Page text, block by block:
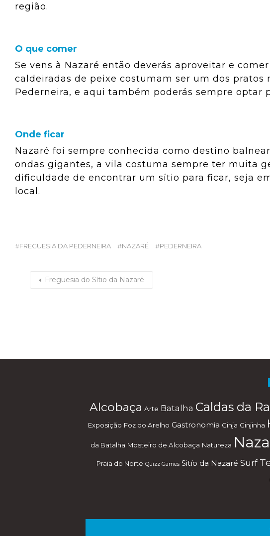
região.
O que comer
Se vens à Nazaré então deverás aproveitar e
caldeiradas de peixe costumam ser um dos pratos
Pederneira, e aqui também poderás sempre optar
Onde ficar
Nazaré foi sempre conhecida como destino
ondas gigantes, a vila costuma sempre ter muita
dificuldade de encontrar um sítio para ficar, seja
local.
FREGUESIA DA PEDERNEIRA NAZARÉ PEDERNEIRA
Freguesia do Sítio da Nazaré
Alcobaça Arte Batalha Caldas da
Exposição Foz do Arelho Gastronomia Ginja Ginjinha
da Batalha Mosteiro de Alcobaça Natureza
Praia do Norte Quizz Games Sitío da Nazaré Surf